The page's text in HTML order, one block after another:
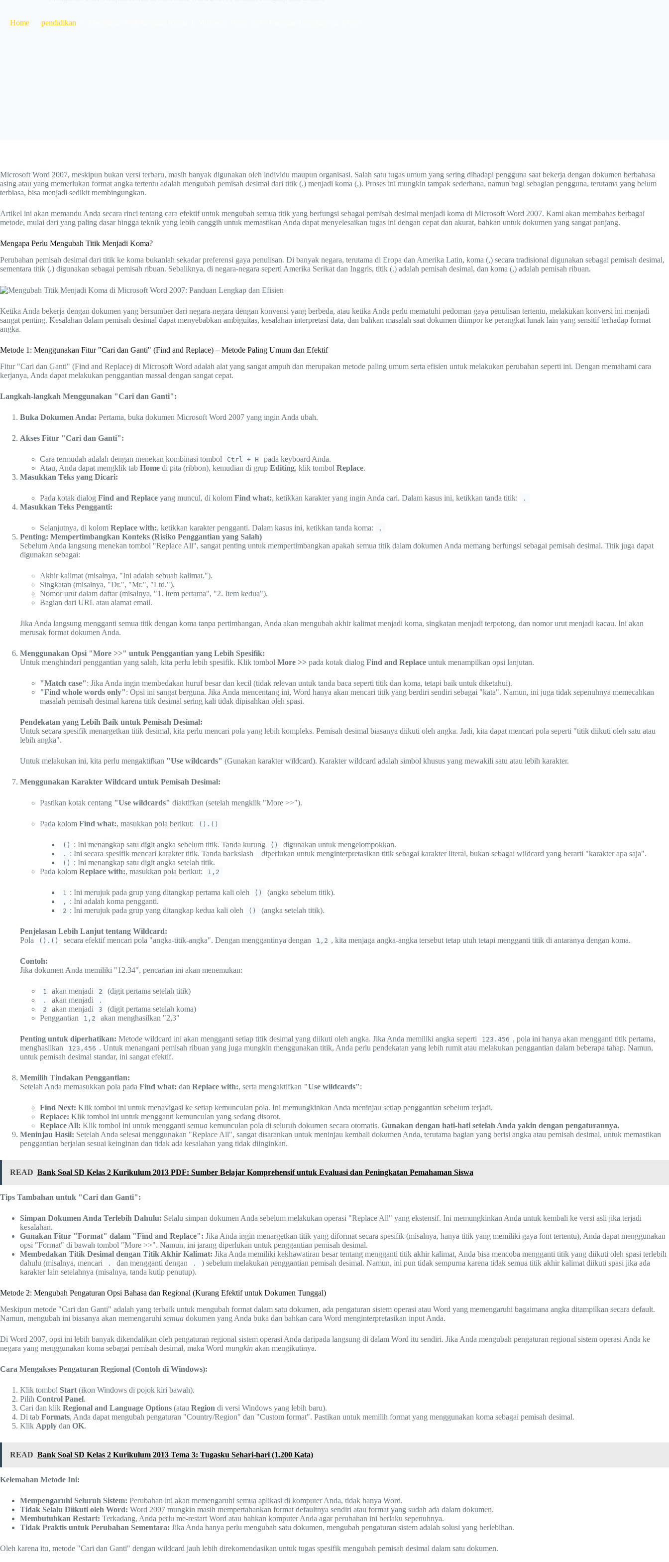
Home pendidikan
Microsoft Word 2007, meskipun bukan versi terbaru, masih banyak digunakan oleh individu maupun organisasi. Salah satu tugas umum yang sering dihadapi pengguna saat bekerja dengan dokumen berbahasa
asing atau yang memerlukan format angka tertentu adalah mengubah pemisah desimal dari titik (.) menjadi koma (,). Proses ini mungkin tampak sederhana, namun bagi sebagian pengguna, terutama yang belum
terbiasa, bisa menjadi sedikit membingungkan.
Artikel ini akan memandu Anda secara rinci tentang cara efektif untuk mengubah semua titik yang berfungsi sebagai pemisah desimal menjadi koma di Microsoft Word 2007. Kami akan membahas berbagai
metode, mulai dari yang paling dasar hingga teknik yang lebih canggih untuk memastikan Anda dapat menyelesaikan tugas ini dengan cepat dan akurat, bahkan untuk dokumen yang sangat panjang.
Mengapa Perlu Mengubah Titik Menjadi Koma?
Perubahan pemisah desimal dari titik ke koma bukanlah sekadar preferensi gaya penulisan. Di banyak negara, terutama di Eropa dan Amerika Latin, koma (,) secara tradisional digunakan sebagai pemisah desimal,
sementara titik (.) digunakan sebagai pemisah ribuan. Sebaliknya, di negara-negara seperti Amerika Serikat dan Inggris, titik (.) adalah pemisah desimal, dan koma (,) adalah pemisah ribuan.
Ketika Anda bekerja dengan dokumen yang bersumber dari negara-negara dengan konvensi yang berbeda, atau ketika Anda perlu mematuhi pedoman gaya penulisan tertentu, melakukan konversi ini menjadi
sangat penting. Kesalahan dalam pemisah desimal dapat menyebabkan ambiguitas, kesalahan interpretasi data, dan bahkan masalah saat dokumen diimpor ke perangkat lunak lain yang sensitif terhadap format
angka.
Metode 1: Menggunakan Fitur "Cari dan Ganti" (Find and Replace) – Metode Paling Umum dan Efektif
Fitur "Cari dan Ganti" (Find and Replace) di Microsoft Word adalah alat yang sangat ampuh dan merupakan metode paling umum serta efisien untuk melakukan perubahan seperti ini. Dengan memahami cara
kerjanya, Anda dapat melakukan penggantian massal dengan sangat cepat.
Langkah-langkah Menggunakan "Cari dan Ganti":
Buka Dokumen Anda: Pertama, buka dokumen Microsoft Word 2007 yang ingin Anda ubah.
Akses Fitur "Cari dan Ganti":
Cara termudah adalah dengan menekan kombinasi tombol Ctrl + H
pada keyboard Anda.
Atau, Anda dapat mengklik tab Home di pita (ribbon), kemudian di grup Editing, klik tombol Replace.
Masukkan Teks yang Dicari:
Pada kotak dialog Find and Replace yang muncul, di kolom Find what:, ketikkan karakter yang ingin Anda cari. Dalam kasus ini, ketikkan tanda titik: .
Masukkan Teks Pengganti:
Selanjutnya, di kolom Replace with:, ketikkan karakter pengganti. Dalam kasus ini, ketikkan tanda koma: ,
Penting: Mempertimbangkan Konteks (Risiko Penggantian yang Salah)
Sebelum Anda langsung menekan tombol "Replace All", sangat penting untuk mempertimbangkan apakah semua titik dalam dokumen Anda memang berfungsi sebagai pemisah desimal. Titik juga dapat
digunakan sebagai:
Akhir kalimat (misalnya, "Ini adalah sebuah kalimat.").
Singkatan (misalnya, "Dr.", "Mr.", "Ltd.").
Nomor urut dalam daftar (misalnya, "1. Item pertama", "2. Item kedua").
Bagian dari URL atau alamat email.
Jika Anda langsung mengganti semua titik dengan koma tanpa pertimbangan, Anda akan mengubah akhir kalimat menjadi koma, singkatan menjadi terpotong, dan nomor urut menjadi kacau. Ini akan
merusak format dokumen Anda.
Menggunakan Opsi "More >>" untuk Penggantian yang Lebih Spesifik:
Untuk menghindari penggantian yang salah, kita perlu lebih spesifik. Klik tombol More >> pada kotak dialog Find and Replace untuk menampilkan opsi lanjutan.
"Match case": Jika Anda ingin membedakan huruf besar dan kecil (tidak relevan untuk tanda baca seperti titik dan koma, tetapi baik untuk diketahui).
"Find whole words only": Opsi ini sangat berguna. Jika Anda mencentang ini, Word hanya akan mencari titik yang berdiri sendiri sebagai "kata". Namun, ini juga tidak sepenuhnya memecahkan
masalah pemisah desimal karena titik desimal sering kali tidak dipisahkan oleh spasi.
Pendekatan yang Lebih Baik untuk Pemisah Desimal:
Untuk secara spesifik menargetkan titik desimal, kita perlu mencari pola yang lebih kompleks. Pemisah desimal biasanya diikuti oleh angka. Jadi, kita dapat mencari pola seperti "titik diikuti oleh satu atau
lebih angka".
Untuk melakukan ini, kita perlu mengaktifkan "Use wildcards" (Gunakan karakter wildcard). Karakter wildcard adalah simbol khusus yang mewakili satu atau lebih karakter.
Menggunakan Karakter Wildcard untuk Pemisah Desimal:
Pastikan kotak centang "Use wildcards" diaktifkan (setelah mengklik "More >>").
Pada kolom Find what:, masukkan pola berikut: ().()
() : Ini menangkap satu digit angka sebelum titik. Tanda kurung () digunakan untuk mengelompokkan.
. : Ini secara spesifik mencari karakter titik. Tanda backslash diperlukan untuk menginterpretasikan titik sebagai karakter literal, bukan sebagai wildcard yang berarti "karakter apa saja".
()
: Ini menangkap satu digit angka setelah titik.
Pada kolom Replace with:, masukkan pola berikut: 1,2
1 : Ini merujuk pada grup yang ditangkap pertama kali oleh () (angka sebelum titik).
, : Ini adalah koma pengganti.
2 : Ini merujuk pada grup yang ditangkap kedua kali oleh () (angka setelah titik).
Penjelasan Lebih Lanjut tentang Wildcard:
Pola
().() secara efektif mencari pola "angka-titik-angka". Dengan menggantinya dengan 1,2 , kita menjaga angka-angka tersebut tetap utuh tetapi mengganti titik di antaranya dengan koma.
Contoh:
Jika dokumen Anda memiliki "12.34", pencarian ini akan menemukan:
1 akan menjadi 2 (digit pertama setelah titik)
. akan menjadi
.
2
akan menjadi 3
(digit pertama setelah koma)
Penggantian
1,2 akan menghasilkan "2,3"
Penting untuk diperhatikan: Metode wildcard ini akan mengganti setiap titik desimal yang diikuti oleh angka. Jika Anda memiliki angka seperti 123.456 , pola ini hanya akan mengganti titik pertama,
menghasilkan
123,456 . Untuk menangani pemisah ribuan yang juga mungkin menggunakan titik, Anda perlu pendekatan yang lebih rumit atau melakukan penggantian dalam beberapa tahap. Namun,
untuk pemisah desimal standar, ini sangat efektif.
Memilih Tindakan Penggantian:
Setelah Anda memasukkan pola pada Find what: dan Replace with:, serta mengaktifkan "Use wildcards":
Find Next: Klik tombol ini untuk menavigasi ke setiap kemunculan pola. Ini memungkinkan Anda meninjau setiap penggantian sebelum terjadi.
Replace: Klik tombol ini untuk mengganti kemunculan yang sedang disorot.
Replace All: Klik tombol ini untuk mengganti semua kemunculan pola di seluruh dokumen secara otomatis. Gunakan dengan hati-hati setelah Anda yakin dengan pengaturannya.
Meninjau Hasil: Setelah Anda selesai menggunakan "Replace All", sangat disarankan untuk meninjau kembali dokumen Anda, terutama bagian yang berisi angka atau pemisah desimal, untuk memastikan
penggantian berjalan sesuai keinginan dan tidak ada kesalahan yang tidak diinginkan.
READ Bank Soal SD Kelas 2 Kurikulum 2013 PDF: Sumber Belajar Komprehensif untuk Evaluasi dan Peningkatan Pemahaman Siswa
Tips Tambahan untuk "Cari dan Ganti":
Simpan Dokumen Anda Terlebih Dahulu: Selalu simpan dokumen Anda sebelum melakukan operasi "Replace All" yang ekstensif. Ini memungkinkan Anda untuk kembali ke versi asli jika terjadi
kesalahan.
Gunakan Fitur "Format" dalam "Find and Replace": Jika Anda ingin menargetkan titik yang diformat secara spesifik (misalnya, hanya titik yang memiliki gaya font tertentu), Anda dapat menggunakan
opsi "Format" di bawah tombol "More >>". Namun, ini jarang diperlukan untuk penggantian pemisah desimal.
Membedakan Titik Desimal dengan Titik Akhir Kalimat: Jika Anda memiliki kekhawatiran besar tentang mengganti titik akhir kalimat, Anda bisa mencoba mengganti titik yang diikuti oleh spasi terlebih
dahulu (misalnya, mencari
. dan mengganti dengan .
) sebelum melakukan penggantian pemisah desimal. Namun, ini pun tidak sempurna karena tidak semua titik akhir kalimat diikuti spasi jika ada
karakter lain setelahnya (misalnya, tanda kutip penutup).
Metode 2: Mengubah Pengaturan Opsi Bahasa dan Regional (Kurang Efektif untuk Dokumen Tunggal)
Meskipun metode "Cari dan Ganti" adalah yang terbaik untuk mengubah format dalam satu dokumen, ada pengaturan sistem operasi atau Word yang memengaruhi bagaimana angka ditampilkan secara default.
Namun, mengubah ini biasanya akan memengaruhi semua dokumen yang Anda buka dan bahkan cara Word menginterpretasikan input Anda.
Di Word 2007, opsi ini lebih banyak dikendalikan oleh pengaturan regional sistem operasi Anda daripada langsung di dalam Word itu sendiri. Jika Anda mengubah pengaturan regional sistem operasi Anda ke
negara yang menggunakan koma sebagai pemisah desimal, maka Word mungkin akan mengikutinya.
Cara Mengakses Pengaturan Regional (Contoh di Windows):
Klik tombol Start (ikon Windows di pojok kiri bawah).
Pilih Control Panel.
Cari dan klik Regional and Language Options (atau Region di versi Windows yang lebih baru).
Di tab Formats, Anda dapat mengubah pengaturan "Country/Region" dan "Custom format". Pastikan untuk memilih format yang menggunakan koma sebagai pemisah desimal.
Klik Apply dan OK.
READ Bank Soal SD Kelas 2 Kurikulum 2013 Tema 3: Tugasku Sehari-hari (1.200 Kata)
Kelemahan Metode Ini:
Mempengaruhi Seluruh Sistem: Perubahan ini akan memengaruhi semua aplikasi di komputer Anda, tidak hanya Word.
Tidak Selalu Diikuti oleh Word: Word 2007 mungkin masih mempertahankan format defaultnya sendiri atau format yang sudah ada dalam dokumen.
Membutuhkan Restart: Terkadang, Anda perlu me-restart Word atau bahkan komputer Anda agar perubahan ini berlaku sepenuhnya.
Tidak Praktis untuk Perubahan Sementara: Jika Anda hanya perlu mengubah satu dokumen, mengubah pengaturan sistem adalah solusi yang berlebihan.
Oleh karena itu, metode "Cari dan Ganti" dengan wildcard jauh lebih direkomendasikan untuk tugas spesifik mengubah pemisah desimal dalam satu dokumen.